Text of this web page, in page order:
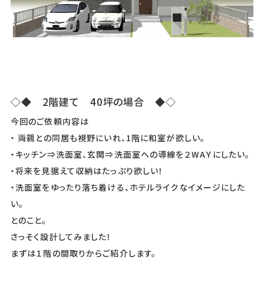
◇◆ 2階建て 40坪の場合 ◆◇
今回のご依頼内容は
・ 両親との同居も視野にいれ、1階に和室が欲しい。
・キッチン⇒洗面室、玄関⇒洗面室への導線を２WAＹにしたい。
・将来を見据えて収納はたっぷり欲しい！
・洗面室をゆったり落ち着ける、ホテルライクなイメージにした
い。
とのこと。
さっそく設計してみました！
まずは１階の間取りからご紹介します。